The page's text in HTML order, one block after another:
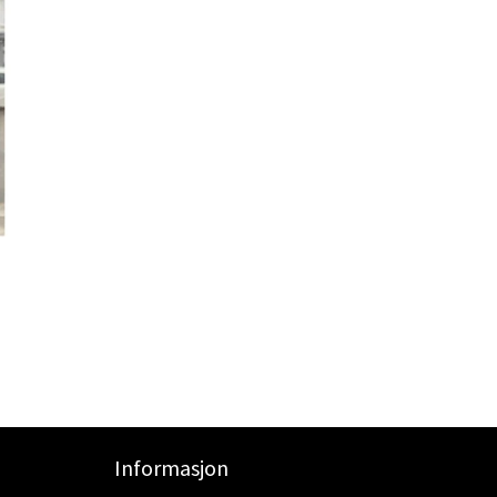
Informasjon